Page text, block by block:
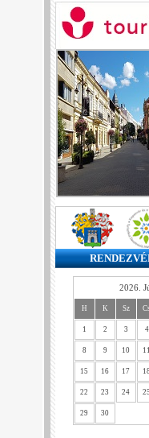
2026.
H K Sz Cs
1 2 3 4
8 9 10 11
15 16 17 18
22 23 24 25
29 30